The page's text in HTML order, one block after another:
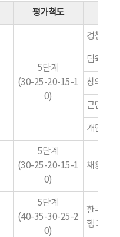
평가척도
5단계
(30-25-20-15-1
0)
경청능
팀웍능
창의적․
근면성,
개인목
5단계
(30-25-20-15-1
0)
채용직
5단계
(40-35-30-25-2
0)
한국문
행 가능